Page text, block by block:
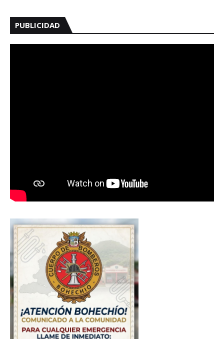
PUBLICIDAD